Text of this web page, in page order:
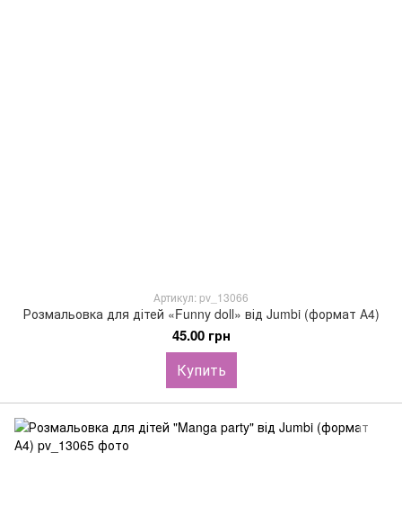
Артикул: pv_13066
Розмальовка для дітей «Funny doll» від Jumbi (формат А4)
45.00 грн
Купить